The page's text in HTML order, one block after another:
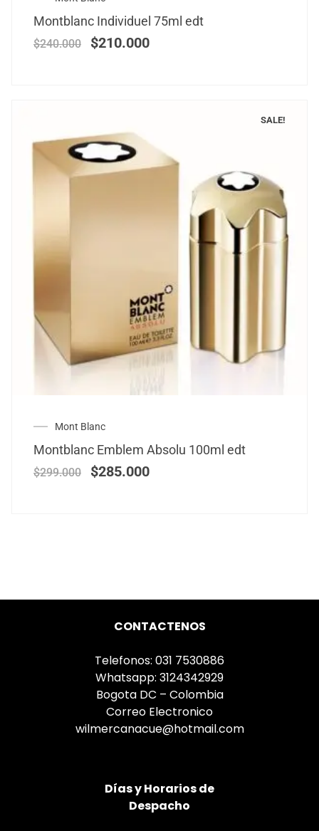
Montblanc Individuel 75ml edt
$240.000 $210.000
SALE!
Mont Blanc
Montblanc Emblem Absolu 100ml edt
$299.000 $285.000
CONTACTENOS
Telefonos: 031 7530886
Whatsapp: 3124342929
Bogota DC – Colombia
Correo Electronico
wilmercanacue@hotmail.com
Díasy Horarios de
Despacho